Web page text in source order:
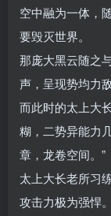
空中融为一体，
要毁灭世界。
那庞大黑云随之
声，呈现势均力敌
而此时的太上大
糊，二势异能力
章，龙卷空间。”
太上大长老所习
攻击力极为强悍